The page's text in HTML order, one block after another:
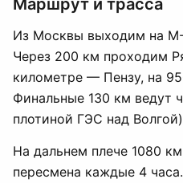
Маршрут и трасса
Из Москвы выходим на
Через 200 км проходим
километре — Пензу, на
Финальные 130 км ведут
плотиной ГЭС над
На дальнем плече 1080
пересмена каждые 4